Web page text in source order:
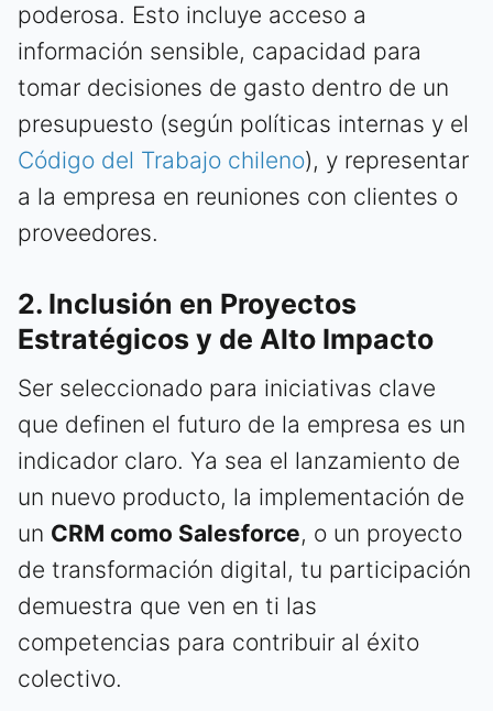
poderosa. Esto incluye acceso a
información sensible, capacidad para
tomar decisiones de gasto dentro de un
presupuesto (según políticas internas y el
Código del Trabajo chileno), y representar
a la empresa en reuniones con clientes o
proveedores.
2. Inclusión en Proyectos
Estratégicos y de Alto Impacto
Ser seleccionado para iniciativas clave
que definen el futuro de la empresa es un
indicador claro. Ya sea el lanzamiento de
un nuevo producto, la implementación de
un CRM como Salesforce, o un proyecto
de transformación digital, tu participación
demuestra que ven en ti las
competencias para contribuir al éxito
colectivo.